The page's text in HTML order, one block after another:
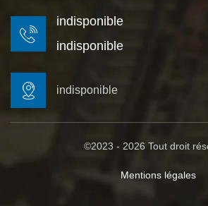
indisponible
indisponible
indisponible
©2023 - 2026 Tout droit
Mentions légales